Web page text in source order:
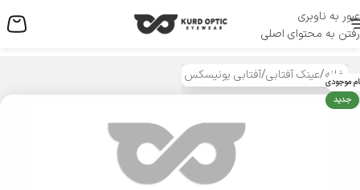
عبور به ناوبری
رفتن به محتوای اصلی
منو
خانه/عینک آفتابی/آفتابی یونیسکس
موجودی
جدید